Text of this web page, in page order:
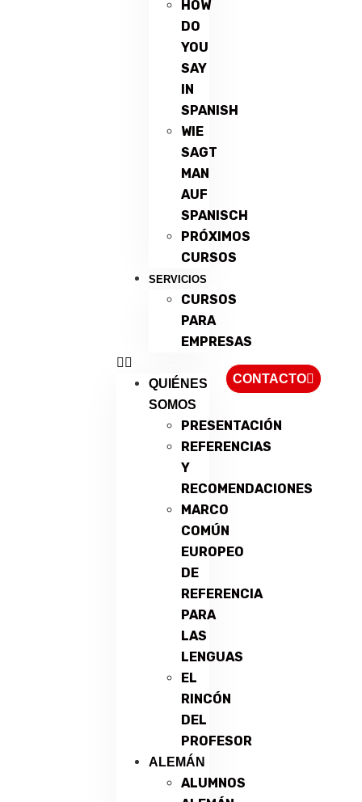
HOW
DO
YOU
SAY
IN
SPANISH
WIE
SAGT
MAN
AUF
SPANISCH
PRÓXIMOS
CURSOS
SERVICIOS
CURSOS
PARA
EMPRESAS
QUIÉNES
SOMOS
PRESENTACIÓN
REFERENCIAS
Y
RECOMENDACIONES
MARCO
COMÚN
EUROPEO
DE
REFERENCIA
PARA
LAS
LENGUAS
EL
RINCÓN
DEL
PROFESOR
ALEMÁN
ALUMNOS
CONTACTO